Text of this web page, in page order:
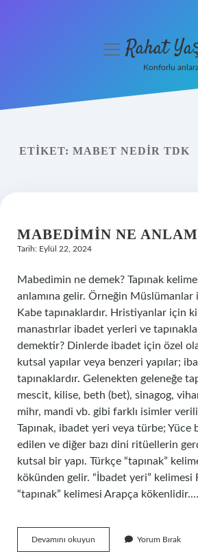
Yasal Uyarı
menüyüRahat
Konforlu
ETIKET: MABET NEDIR TDK
MABEDIMIN NE
Tarih: Eylül 22, 2024
Mabedimin ne demek? Tapınak
anlamına gelir. Örneğin Müslümanlar
Kabe tapınaklardır. Hristiyanlar için
manastırlar ibadet yerleri ve
demektir? Dinlerde ibadet için özel
kutsal yapılar veya benzeri yapılar;
tapınaklardır. Gelenekten geleneğe
mescit, kilise, beth (bet), sinagog,
mihr, mandi vb. gibi farklı isimler
Tapınak, ibadet yeri veya türbe; Yüce
edilen ve diğer bazı dini ritüellerin
kutsal bir yapı. Türkçe “tapınak”
kökünden gelir. “İbadet yeri” kelimesi
“tapınak” kelimesi Arapça kökenlidir.…
Devamını okuyun Mabedimin
Ne
Yorum Bırak